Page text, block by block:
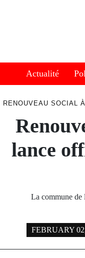
Actualité
RENOUVEAU SOCIAL
lance
La commune de
FEBRUARY